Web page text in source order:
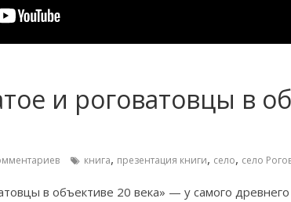
и роговатовцы в
книга, презентация книги, село, село
в объективе 20 века» — у самого